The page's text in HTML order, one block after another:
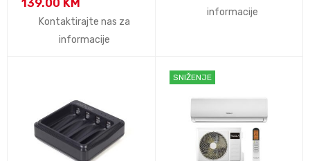
139.00 KM
Kontaktirajte nas za
informacije
informacije
SNIŽENJE